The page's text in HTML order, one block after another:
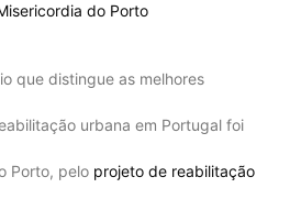
do Porto
que distingue as melhores
urbana em Portugal foi
Porto, pelo projeto de reabilitação